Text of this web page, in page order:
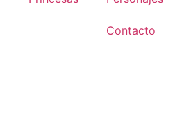
Contacto